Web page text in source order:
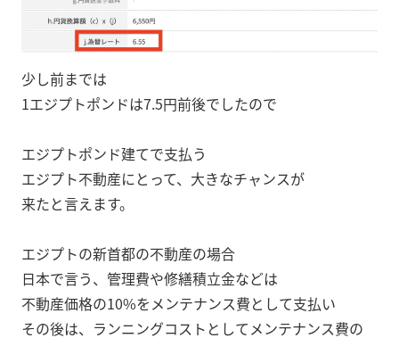
少し前までは
1エジプトポンドは7.5円前後でしたので
エジプトポンド建てで支払う
エジプト不動産にとって、大きなチャンスが
来たと言えます。
エジプトの新首都の不動産の場合
日本で言う、管理費や修繕積立金などは
不動産価格の10%をメンテナンス費として支払い
その後は、ランニングコストとしてメンテナンス費の